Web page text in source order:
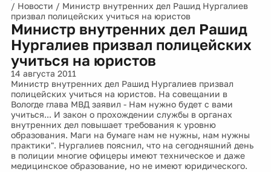
/ Новости / Министр внутренних дел Рашид Нургалиев
призвал полицейских учиться на юристов
Министр внутренних дел Рашид
Нургалиев призвал полицейских
учиться на юристов
14 августа 2011
Министр внутренних дел Рашид Нургалиев призвал
полицейских учиться на юристов. На совещании в
Вологде глава МВД заявил - Нам нужно будет с вами
учиться... И закон о прохождении службы в органах
внутренних дел повышает требования к уровню
образования. Маги на бумаге нам не нужны, нам нужны
практики". Нургалиев пояснил, что на сегодняшний день
в полиции многие офицеры имеют техническое и даже
медицинское образование, но не имеют юридического.